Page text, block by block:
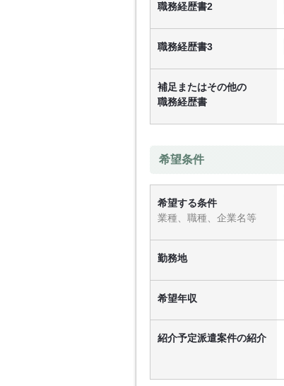
職務経歴書2
職務経歴書3
補足またはその他の
職務経歴書
希望条件
希望する条件
業種、職種、企業名等
勤務地
希望年収
紹介予定派遣案件の紹介